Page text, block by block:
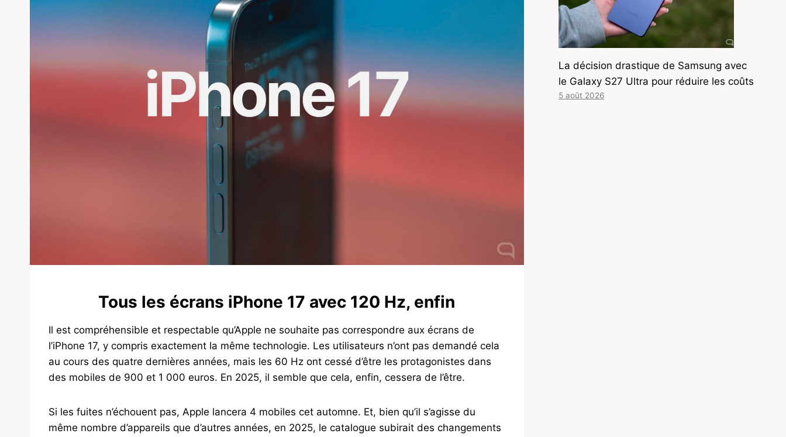
Tous les écrans iPhone 17 avec 120 Hz, enfin
Il est compréhensible et respectable qu’Apple ne souhaite pas correspondre aux écrans de
l’iPhone 17, y compris exactement la même technologie. Les utilisateurs n’ont pas demandé cela
au cours des quatre dernières années, mais les 60 Hz ont cessé d’être les protagonistes dans
des mobiles de 900 et 1 000 euros. En 2025, il semble que cela, enfin, cessera de l’être.
Si les fuites n’échouent pas, Apple lancera 4 mobiles cet automne. Et, bien qu’il s’agisse du
même nombre d’appareils que d’autres années, en 2025, le catalogue subirait des changements
La décision drastique de Samsung avec
le Galaxy S27 Ultra pour réduire les coûts
5 août 2026